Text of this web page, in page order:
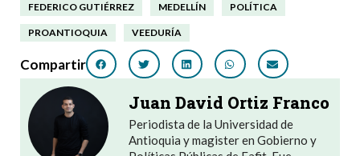
FEDERICO GUTIÉRREZ MEDELLÍN POLÍTICA
PROANTIOQUIA VEEDURÍA
Compartir
Juan David Ortiz Franco
Periodista de la Universidad de
Antioquia y magister en Gobierno y